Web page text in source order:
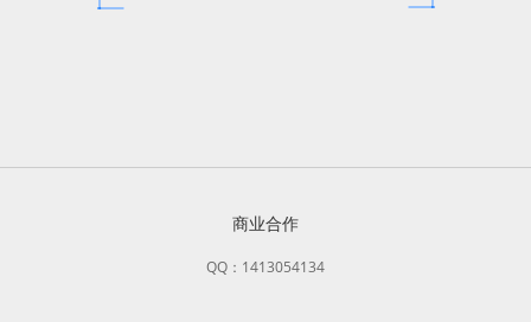
商业合作
QQ：1413054134